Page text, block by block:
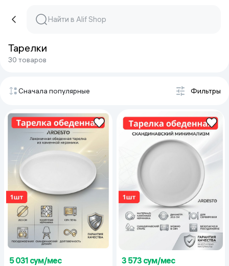
Тарелки
30 товаров
Сначала популярные Фильтры
5 031 сум/мес 3 573 сум/мес